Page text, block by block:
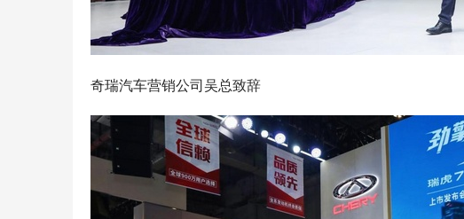
奇瑞汽车营销公司吴总致辞